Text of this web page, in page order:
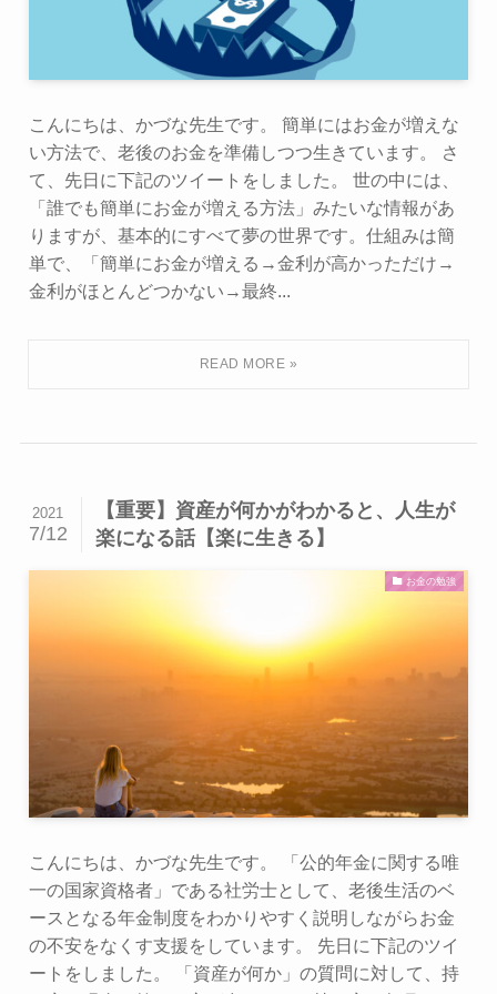
こんにちは、かづな先生です。 簡単にはお金が増えな
い方法で、老後のお金を準備しつつ生きています。 さ
て、先日に下記のツイートをしました。 世の中には、
「誰でも簡単にお金が増える方法」みたいな情報があ
りますが、基本的にすべて夢の世界です。仕組みは簡
単で、「簡単にお金が増える→金利が高かっただけ→
金利がほとんどつかない→最終...
【重要】資産が何かがわかると、人生が
楽になる話【楽に生きる】
2021
7/12
お金の勉強
こんにちは、かづな先生です。 「公的年金に関する唯
一の国家資格者」である社労士として、老後生活のベ
ースとなる年金制度をわかりやすく説明しながらお金
の不安をなくす支援をしています。 先日に下記のツイ
ートをしました。 「資産が何か」の質問に対して、持